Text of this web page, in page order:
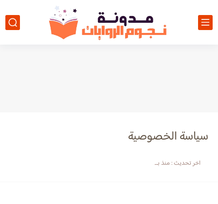
سياسة الخصوصية
اخر تحديث :منذ بضع اعوام